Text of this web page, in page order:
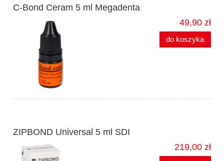
C-Bond Ceram 5 ml Megadenta
49,90 zł
do koszyka
ZIPBOND Universal 5 ml SDI
219,00 zł